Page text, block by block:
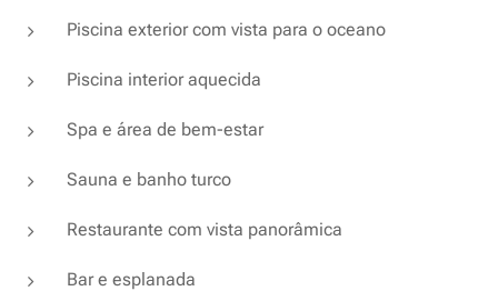
Piscina exterior com vista para o oceano
Piscina interior aquecida
Spa e área de bem-estar
Sauna e banho turco
Restaurante com vista panorâmica
Bar e esplanada